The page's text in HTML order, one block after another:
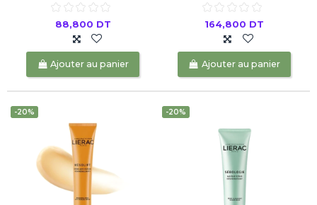
88,800 DT
Ajouter au panier
164,800 DT
Ajouter au panier
-20% -20%